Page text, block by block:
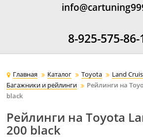
8-925-575-86-
Главная Каталог Toyota Land
Багажники и рейлинги
Рейлинги на
black
Рейлинги на Toyota
200 black